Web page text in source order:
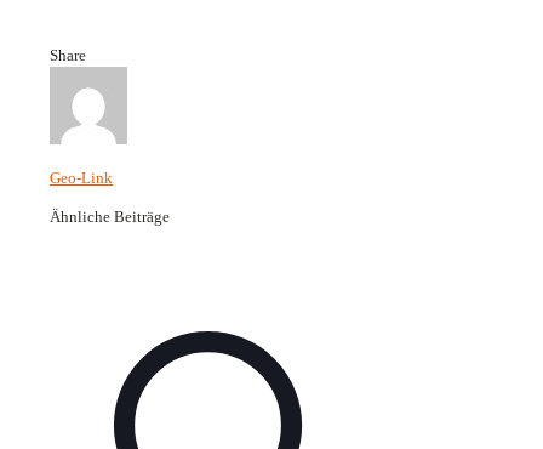
Share
Geo-Link
Ähnliche Beiträge